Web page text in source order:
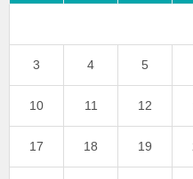
3 4 5
10 11 12
17 18 19